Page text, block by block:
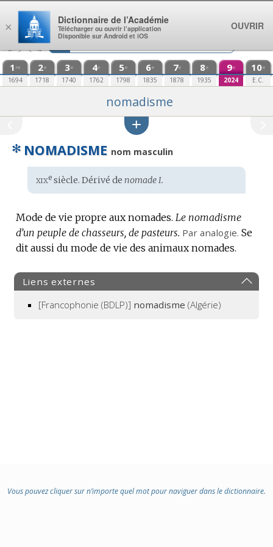
Aller au contenu
1 re
1694
2e
1718
3e
1740
4e
1762
5e
1798
6e
1835
7e
1878
8e
1935
9e
2024
10e
E.C.
nomadisme
✻ NOMADISME nom masculin
Étymologie
:
xixesiècle. Dérivé de nomade I.
Mode de vie propre aux nomades. Le nomadisme
d’un peuple de chasseurs, de pasteurs. Par analogie. Se
dit aussi du mode de vie des animaux nomades.
Liens externes
[Francophonie (BDLP)] nomadisme (Algérie)
Vous pouvez cliquer sur n’importe quel mot pour naviguer dans le dictionnaire.
×
Dictionnaire de l’Académie
Télécharger ou ouvrir l’application
Disponible sur Android et iOS
OUVRIR